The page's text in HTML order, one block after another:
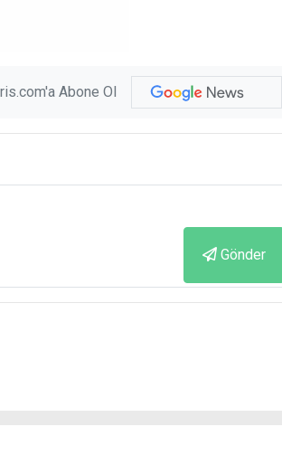
Abone Ol
Gönder